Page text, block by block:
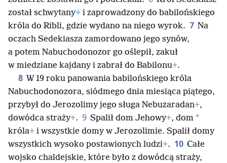
został schwytany+ i zaprowadzony do babilońskiego
króla do Ribli, gdzie wydano na niego wyrok. 7 Na
oczach Sedekiasza zamordowano jego synów,
a potem Nabuchodonozor go oślepił, zakuł
w miedziane kajdany i zabrał do Babilonu+.
8 W 19 roku panowania babilońskiego króla
Nabuchodonozora, siódmego dnia miesiąca piątego,
przybył do Jerozolimy jego sługa Nebuzaradan+,
dowódca straży+. 9 Spalił dom Jehowy+, dom *
króla+ i wszystkie domy w Jerozolimie. Spalił domy
wszystkich wysoko postawionych ludzi+. 10 Całe
wojsko chaldejskie, które było z dowódcą straży,